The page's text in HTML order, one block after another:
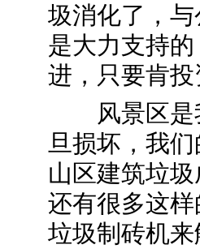
圾消化了，
是大力支持
进，只要肯
风景区是我
旦损坏，我
山区建筑垃
还有很多这
垃圾制砖机